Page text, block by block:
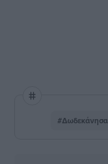
#Δωδεκάνησα